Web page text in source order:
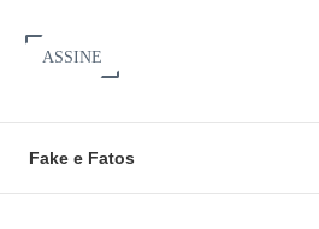
ASSINE
Fake e Fatos